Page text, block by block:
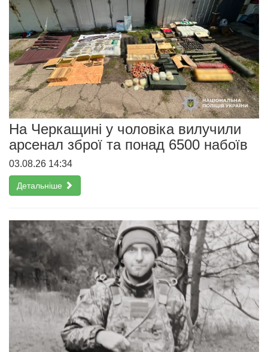
На Черкащині у чоловіка вилучили
арсенал зброї та понад 6500 набоїв
03.08.26 14:34
Детальніше